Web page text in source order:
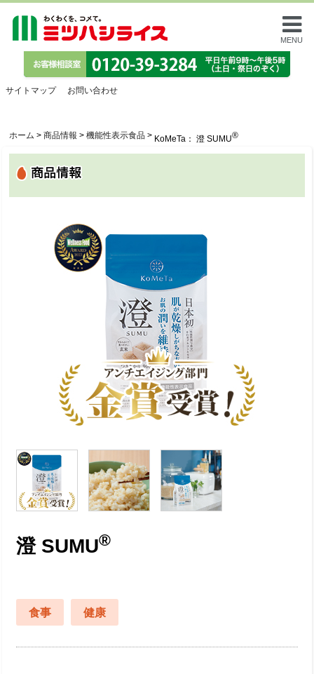
MENU
サイトマップ お問い合わせ
ホーム > 商品情報 > 機能性表示食品 > KoMeTa： 澄 SUMU®
澄 SUMU®
食事 健康